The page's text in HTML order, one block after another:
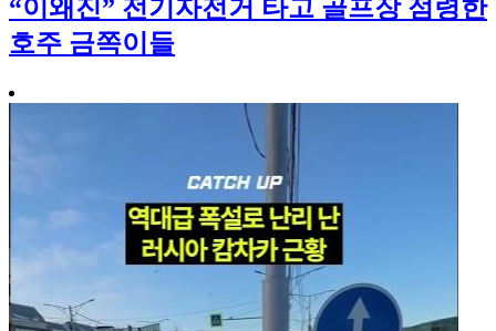
“이왜진” 전기자전거 타고 골프장 점령한
호주 금쪽이들